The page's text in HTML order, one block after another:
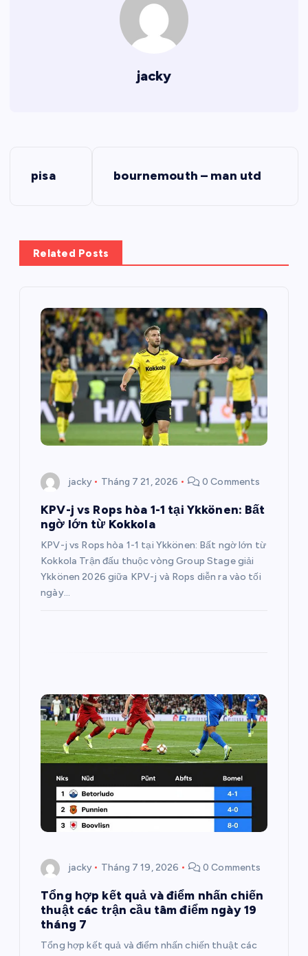
jacky
u
pisa bournemouth – man utd
Related Posts
jacky Tháng 7 21, 2026 0 Comments
KPV-j vs Rops hòa 1-1 tại Ykkönen: Bất
ngờ lớn từ Kokkola
KPV-j vs Rops hòa 1-1 tại Ykkönen: Bất ngờ lớn từ
Kokkola Trận đấu thuộc vòng Group Stage giải
Ykkönen 2026 giữa KPV-j và Rops diễn ra vào tối
ngày…
jacky Tháng 7 19, 2026 0 Comments
Tổng hợp kết quả và điểm nhấn chiến
thuật các trận cầu tâm điểm ngày 19
tháng 7
Tổng hợp kết quả và điểm nhấn chiến thuật các